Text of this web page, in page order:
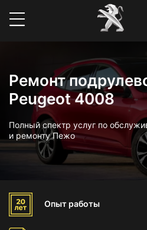
Ремонт
Peugeot 4008
Полный спектр услуг по
и ремонту Пежо
Опыт работы